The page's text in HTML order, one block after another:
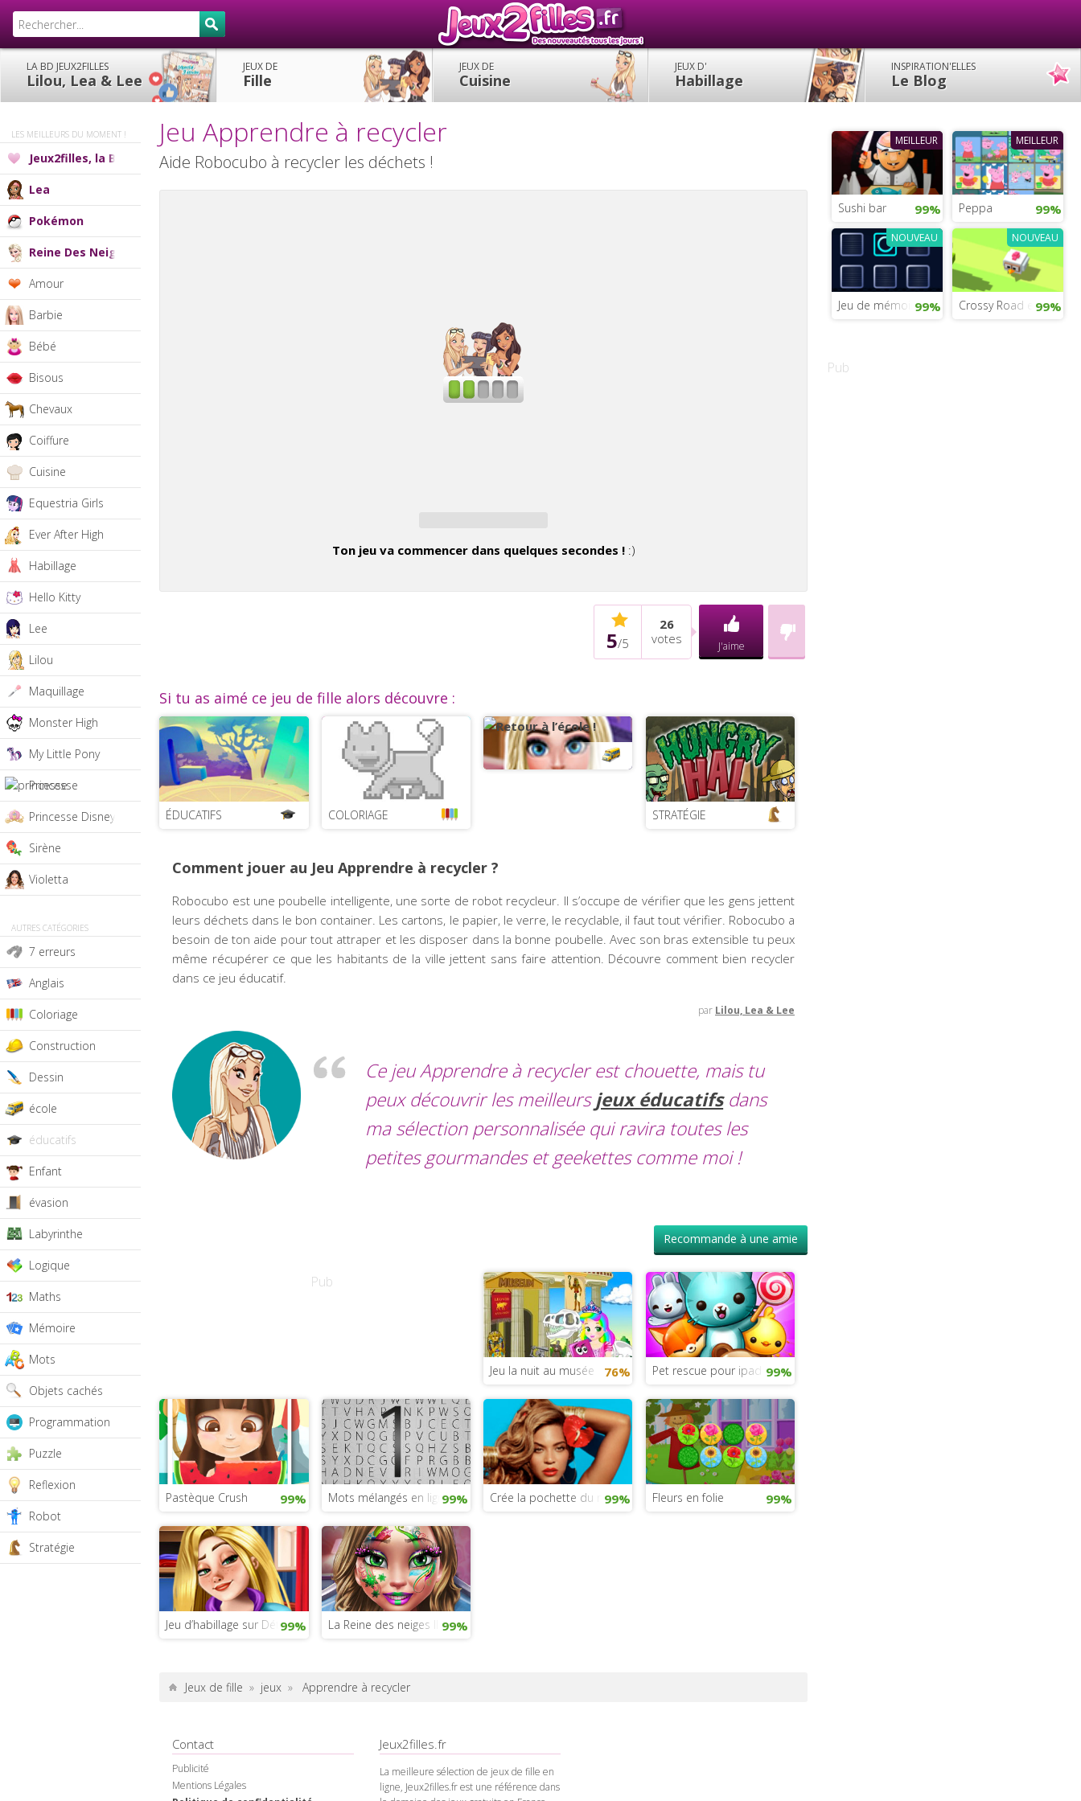
LA BD JEUX2FILLES
Lilou, Lea & Lee
JEUX DE
Fille
JEUX DE
Cuisine
JEUX D'
Habillage
INSPIRATION'ELLES
Le Blog
LES MEILLEURS DU MOMENT !
Jeux2filles, la BD
Lea
Pokémon
Reine Des Neiges
Amour
Barbie
Bébé
Bisous
Chevaux
Coiffure
Cuisine
Equestria Girls
Ever After High
Habillage
Hello Kitty
Lee
Lilou
Maquillage
Monster High
My Little Pony
Princesse
Princesse Disney
Sirène
Violetta
AUTRES CATÉGORIES
7 erreurs
Anglais
Coloriage
Construction
Dessin
école
éducatifs
Enfant
évasion
Labyrinthe
Logique
Maths
Mémoire
Mots
Objets cachés
Programmation
Puzzle
Reflexion
Robot
Stratégie
Jeu Apprendre à recycler
Aide Robocubo à recycler les déchets !
Ton jeu va commencer dans quelques secondes !:)
5/5
26
votes
J'aime
Si tu as aimé ce jeu de fille alors découvre :
ÉDUCATIFS COLORIAGE
ÉCOLE
STRATÉGIE
Comment jouer au Jeu Apprendre à recycler ?
Robocubo est une poubelle intelligente, une sorte de robot recycleur. Il s’occupe de vérifier que les gens jettent
leurs déchets dans le bon container. Les cartons, le papier, le verre, le recyclable, il faut tout vérifier. Robocubo a
besoin de ton aide pour tout attraper et les disposer dans la bonne poubelle. Avec son bras extensible tu peux
même récupérer ce que les habitants de la ville jettent sans faire attention. Découvre comment bien recycler
dans ce jeu éducatif.
par Lilou, Lea & Lee
Ce jeu Apprendre à recycler est chouette, mais tu
peux découvrir les meilleursjeux éducatifsdans
ma sélection personnalisée qui ravira toutes les
petites gourmandes et geekettes comme moi !
Recommande à une amie
Pub
Jeu la nuit au musée 76% Pet rescue pour ipad 99%
Pastèque Crush 99% Mots mélangés en ligne99% Crée la pochette du nouvel album de Beyoncé
99% Fleurs en folie 99%
Jeu d’habillage sur Détective Pikachu
99% La Reine des neiges II : Le jeu
99%
MEILLEUR
Sushi bar 99%
MEILLEUR
Peppa 99%
NOUVEAU
Jeu de mémoire spatiale
99%
NOUVEAU
Crossy Road en ligne
99%
Pub
Jeux de fille » jeux » Apprendre à recycler
Contact
Publicité
Mentions Légales
Jeux2filles.fr
La meilleure sélection de jeux de fille en
ligne, Jeux2filles.fr est une référence dans